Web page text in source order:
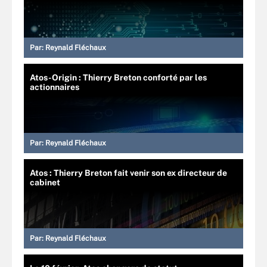
Par: Reynald Fléchaux
Atos-Origin : Thierry Breton conforté par les
actionnaires
Par: Reynald Fléchaux
Atos : Thierry Breton fait venir son ex directeur de
cabinet
Par: Reynald Fléchaux